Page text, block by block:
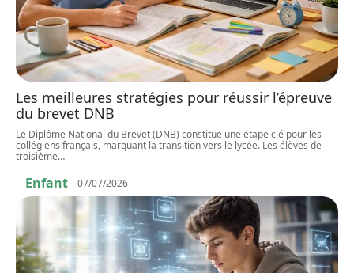
Les meilleures stratégies pour réussir l’épreuve
du brevet DNB
Le Diplôme National du Brevet (DNB) constitue une étape clé pour les
collégiens français, marquant la transition vers le lycée. Les élèves de
troisième…
Enfant 07/07/2026